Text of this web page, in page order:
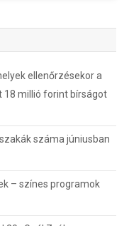
ellenőrzésekor a
millió forint bírságot
száma júniusban
– színes programok